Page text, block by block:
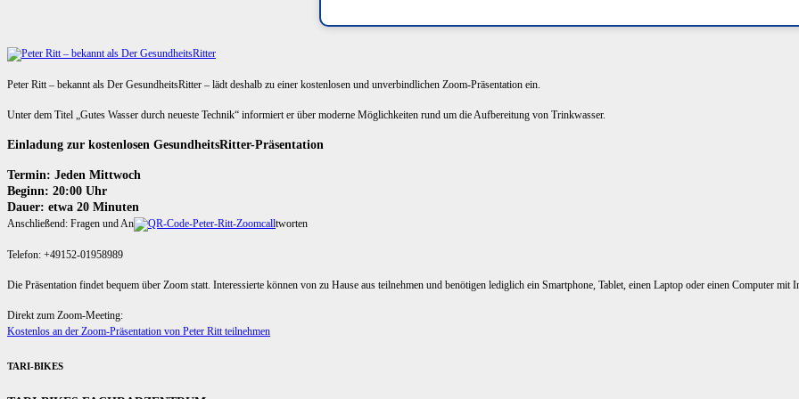
Peter Ritt – bekannt als Der GesundheitsRitter – lädt deshalb zu einer kostenlosen und unverbindlichen Zoom-Präsentation ein.
Unter dem Titel „Gutes Wasser durch neueste Technik“ informiert er über moderne Möglichkeiten rund um die Aufbereitung von Trinkwasser.
Einladung zur kostenlosen GesundheitsRitter-Präsentation
Termin: Jeden Mittwoch
Beginn: 20:00 Uhr
Dauer: etwa 20 Minuten
Anschließend: Fragen und An tworten
Telefon: +49152-01958989
Die Präsentation findet bequem über Zoom statt. Interessierte können von zu Hause aus teilnehmen und benötigen lediglich ein Smartphone, Tablet, einen Laptop oder einen Computer mit
Direkt zum Zoom-Meeting:
Kostenlos an der Zoom-Präsentation von Peter Ritt teilnehmen
TARI-BIKES